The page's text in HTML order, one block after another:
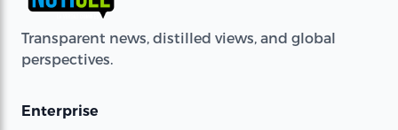
Transparent news, distilled views, and global
perspectives.
Enterprise